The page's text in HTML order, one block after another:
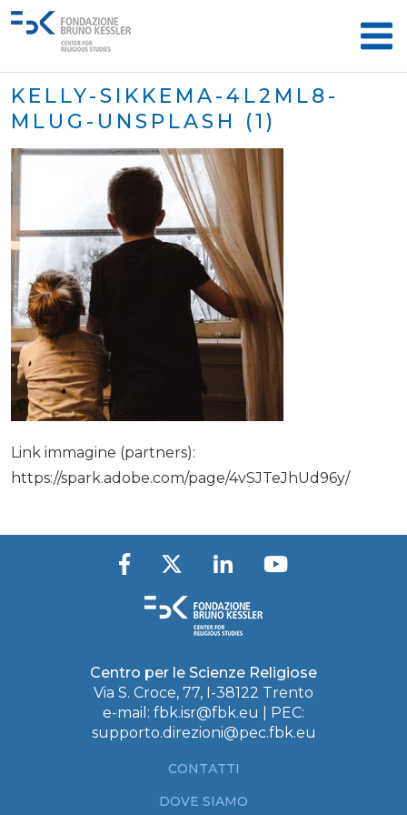
KELLY-SIKKEMA-4L2ML8-
MLUG-UNSPLASH (1)
Link immagine (partners):
https://spark.adobe.com/page/4vSJTeJhUd96y/
Centro per le Scienze Religiose
Via S. Croce, 77, I-38122 Trento
e-mail: fbk.isr@fbk.eu
| PEC:
supporto.direzioni@pec.fbk.eu
CONTATTI
DOVE SIAMO